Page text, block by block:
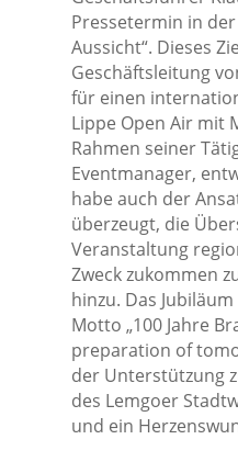
Pressetermin in
Aussicht“. Dieses
Geschäftsleitung
für einen
Lippe Open Air mit
Rahmen seiner
Eventmanager,
habe auch der
überzeugt, die
Veranstaltung
Zweck zukommen
hinzu. Das
Motto „100 Jahre
preparation of
der Unterstützung
des Lemgoer
und ein